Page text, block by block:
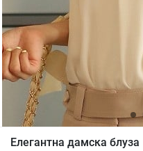
Елегантна дамска блуза